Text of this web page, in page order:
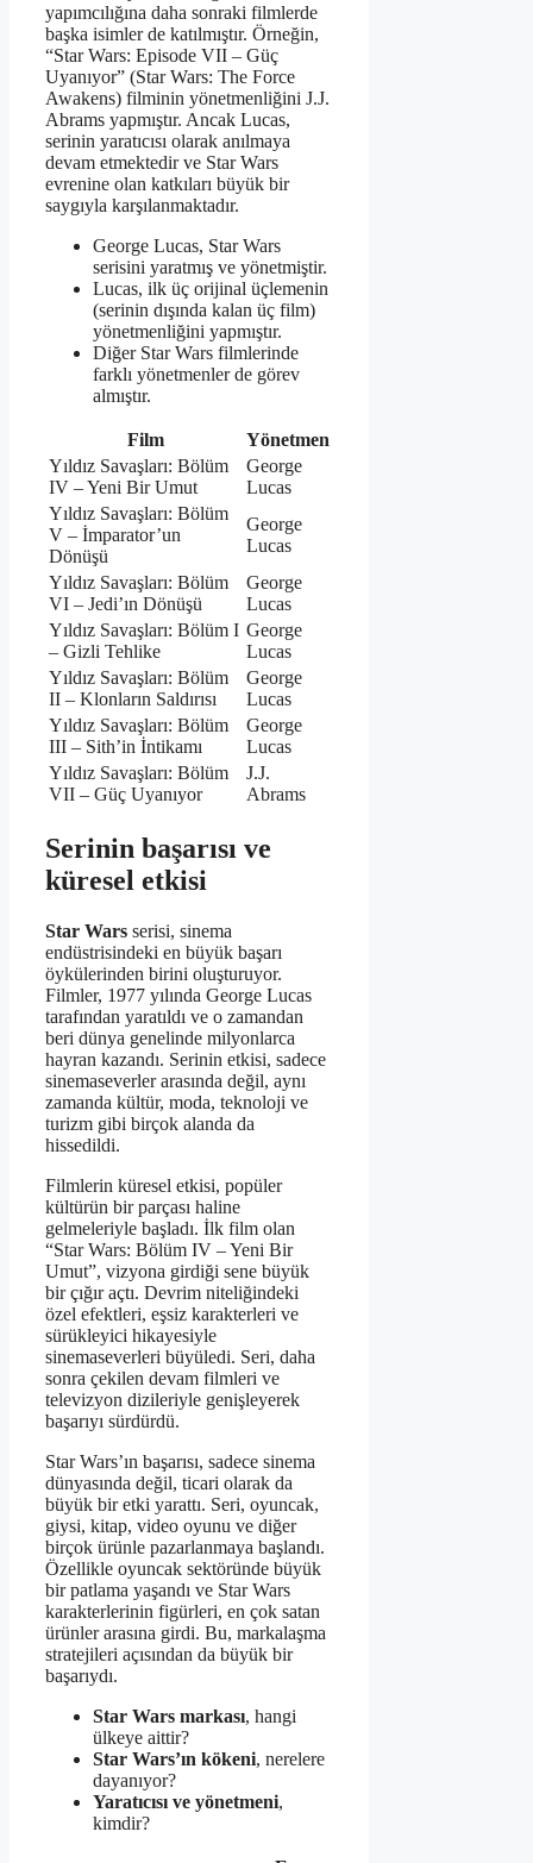
yapımcılığına daha sonraki filmlerde
başka isimler de katılmıştır. Örneğin,
“Star Wars: Episode VII – Güç
Uyanıyor” (Star Wars: The Force
Awakens) filminin yönetmenliğini J.J.
Abrams yapmıştır. Ancak Lucas,
serinin yaratıcısı olarak anılmaya
devam etmektedir ve Star Wars
evrenine olan katkıları büyük bir
saygıyla karşılanmaktadır.
George Lucas, Star Wars
serisini yaratmış ve yönetmiştir.
Lucas, ilk üç orijinal üçlemenin
(serinin dışında kalan üç film)
yönetmenliğini yapmıştır.
Diğer Star Wars filmlerinde
farklı yönetmenler de görev
almıştır.
Film
Yönetmen
Yıldız Savaşları: Bölüm
IV – Yeni Bir Umut
George
Lucas
Yıldız Savaşları: Bölüm
V – İmparator’un
Dönüşü
George
Lucas
Yıldız Savaşları: Bölüm
VI – Jedi’ın Dönüşü
George
Lucas
Yıldız Savaşları: Bölüm I
– Gizli Tehlike
George
Lucas
Yıldız Savaşları: Bölüm
II – Klonların Saldırısı
George
Lucas
Yıldız Savaşları: Bölüm
III – Sith’in İntikamı
George
Lucas
Yıldız Savaşları: Bölüm
VII – Güç Uyanıyor
J.J.
Abrams
Serinin başarısı ve
küresel etkisi
Star Wars serisi, sinema
endüstrisindeki en büyük başarı
öykülerinden birini oluşturuyor.
Filmler, 1977 yılında George Lucas
tarafından yaratıldı ve o zamandan
beri dünya genelinde milyonlarca
hayran kazandı. Serinin etkisi, sadece
sinemaseverler arasında değil, aynı
zamanda kültür, moda, teknoloji ve
turizm gibi birçok alanda da
hissedildi.
Filmlerin küresel etkisi, popüler
kültürün bir parçası haline
gelmeleriyle başladı. İlk film olan
“Star Wars: Bölüm IV – Yeni Bir
Umut”, vizyona girdiği sene büyük
bir çığır açtı. Devrim niteliğindeki
özel efektleri, eşsiz karakterleri ve
sürükleyici hikayesiyle
sinemaseverleri büyüledi. Seri, daha
sonra çekilen devam filmleri ve
televizyon dizileriyle genişleyerek
başarıyı sürdürdü.
Star Wars’ın başarısı, sadece sinema
dünyasında değil, ticari olarak da
büyük bir etki yarattı. Seri, oyuncak,
giysi, kitap, video oyunu ve diğer
birçok ürünle pazarlanmaya başlandı.
Özellikle oyuncak sektöründe büyük
bir patlama yaşandı ve Star Wars
karakterlerinin figürleri, en çok satan
ürünler arasına girdi. Bu, markalaşma
stratejileri açısından da büyük bir
başarıydı.
Star Wars markası, hangi
ülkeye aittir?
Star Wars’ın kökeni, nerelere
dayanıyor?
Yaratıcısı ve yönetmeni,
kimdir?